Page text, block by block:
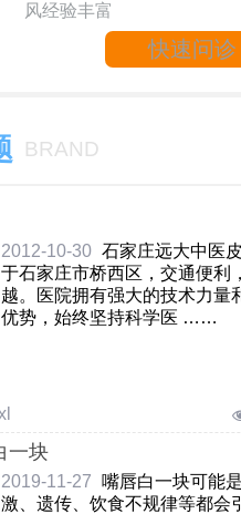
风经验丰富
快速问诊
BRAND
2012-10-30 石家庄远大中医
于石家庄市桥西区，交通便利
越。医院拥有强大的技术力量
优势，始终坚持科学医 ……
一块
2019-11-27
嘴唇白一块可能
激、遗传、饮食不规律等都会